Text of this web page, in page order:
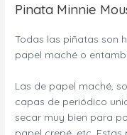
Pinata Minnie
Todas las piñatas son
papel maché o
Las de papel maché,
capas de periódico
secar muy bien para
papel crepé, etc.